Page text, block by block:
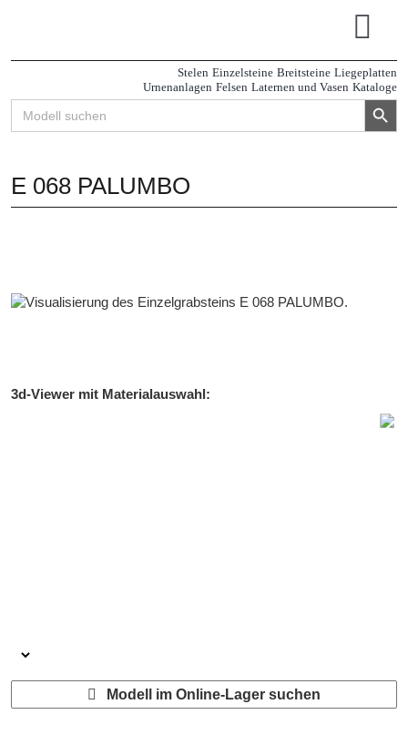
Stelen Einzelsteine Breitsteine Liegeplatten
Urnenanlagen Felsen Laternen und Vasen Kataloge
Search
for:
Search Button
E 068 PALUMBO
3d-Viewer mit Materialauswahl:
Modell im Online-Lager suchen